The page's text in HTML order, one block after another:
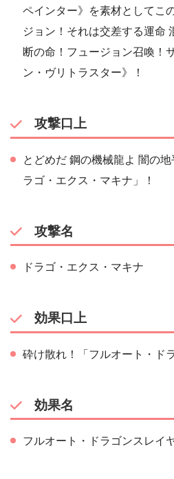
ペインター》を素材としてこ
ジョン！それは交差する運命
断の命！フュージョン召喚！
ン・ヴリトラスター》！
攻撃口上
とどめだ 鋼の機械龍よ 闇の
ラゴ・エクス・マキナ」！
攻撃名
ドラゴ・エクス・マキナ
効果口上
砕け散れ！「フルオート・ド
効果名
フルオート・ドラゴンスレイ